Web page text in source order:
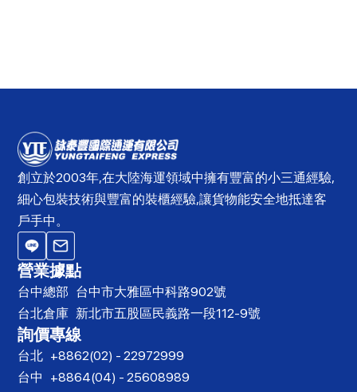
創立於2003年,在大陸海運領域中擁有豐富的小三通經驗,
細心包裝技術與豐富的裝櫃經驗,讓貨物能安全地抵達客
戶手中。
營業據點
台中總部 台中市大雅區中科路902號
台北倉庫 新北市五股區民義路一段112-9號
詢價專線
台北 +8862(02) - 22972999
台中 +8864(04) - 25608989